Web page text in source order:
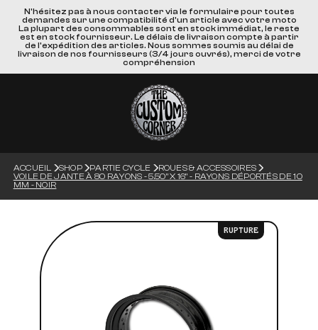
N'hésitez pas à nous contacter via le formulaire pour toutes
demandes sur une compatibilité d'un article avec votre moto
La plupart des consommables sont en stock immédiat, le reste
est en stock fournisseur. Le délais de livraison compte à partir
de l'expédition des articles. Nous sommes soumis au délai de
livraison de nos fournisseurs (3/4 jours ouvrés), merci de votre
compréhension
ACCUEIL SHOP PARTIE CYCLE
ROUES & ACCESSOIRES
VOILE DE JANTE À 80 RAYONS - 5.50" X 16" - RAYONS DÉPORTÉS DE 10
MM - NOIR
RUPTURE